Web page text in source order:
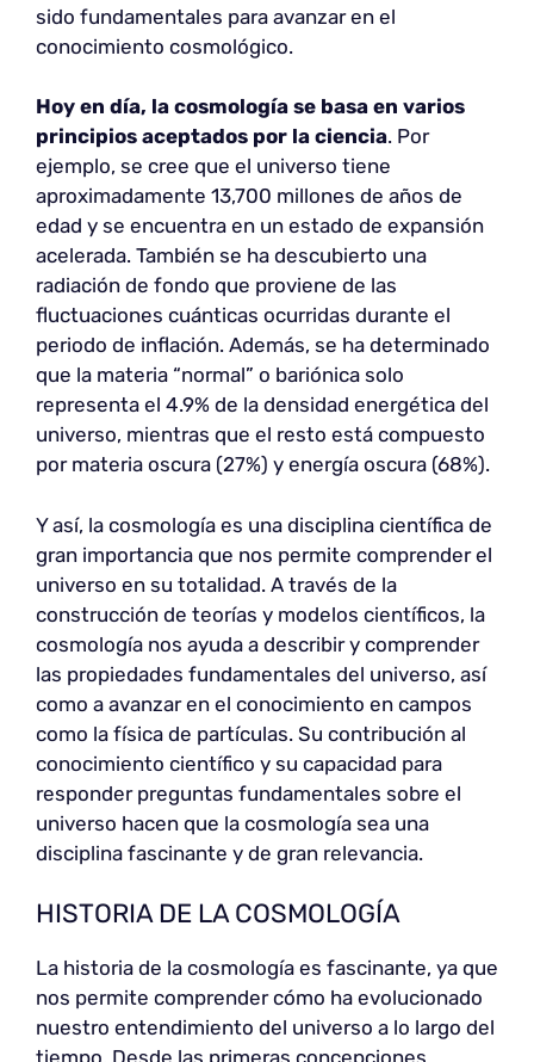
sido fundamentales para avanzar en el
conocimiento cosmológico.
Hoy en día, la cosmología se basa en varios
principios aceptados por la ciencia. Por
ejemplo, se cree que el universo tiene
aproximadamente 13,700 millones de años de
edad y se encuentra en un estado de expansión
acelerada. También se ha descubierto una
radiación de fondo que proviene de las
fluctuaciones cuánticas ocurridas durante el
periodo de inflación. Además, se ha determinado
que la materia “normal” o bariónica solo
representa el 4.9% de la densidad energética del
universo, mientras que el resto está compuesto
por materia oscura (27%) y energía oscura (68%).
Y así, la cosmología es una disciplina científica de
gran importancia que nos permite comprender el
universo en su totalidad. A través de la
construcción de teorías y modelos científicos, la
cosmología nos ayuda a describir y comprender
las propiedades fundamentales del universo, así
como a avanzar en el conocimiento en campos
como la física de partículas. Su contribución al
conocimiento científico y su capacidad para
responder preguntas fundamentales sobre el
universo hacen que la cosmología sea una
disciplina fascinante y de gran relevancia.
HISTORIA DE LA COSMOLOGÍA
La historia de la cosmología es fascinante, ya que
nos permite comprender cómo ha evolucionado
nuestro entendimiento del universo a lo largo del